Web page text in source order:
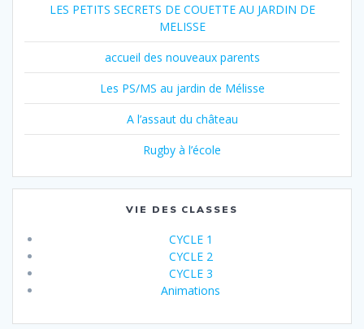
LES PETITS SECRETS DE COUETTE AU JARDIN DE
MELISSE
accueil des nouveaux parents
Les PS/MS au jardin de Mélisse
A l’assaut du château
Rugby à l’école
VIE DES CLASSES
CYCLE 1
CYCLE 2
CYCLE 3
Animations